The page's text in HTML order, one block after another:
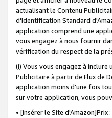
actualisant le Contenu
d'Identification Standard
application comprend une
vous engagez à nous fournir
vérification du respect de la
(i) Vous vous engagez à
Publicitaire à partir de Flux de
application moins d'une fois
sur votre application, vous
• [insérer le Site